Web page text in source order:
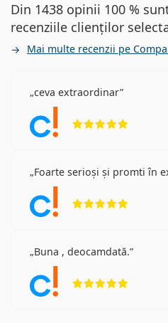
Din 1438 opinii 100 %
recenziile clienților
Mai multe recenzii pe
ceva extraordinar
Foarte serioși și promti în
Buna , deocamdată.